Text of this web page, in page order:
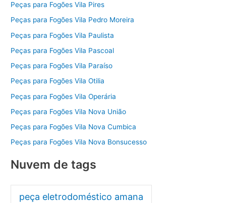
Peças para Fogões Vila Pires
Peças para Fogões Vila Pedro Moreira
Peças para Fogões Vila Paulista
Peças para Fogões Vila Pascoal
Peças para Fogões Vila Paraíso
Peças para Fogões Vila Otilia
Peças para Fogões Vila Operária
Peças para Fogões Vila Nova União
Peças para Fogões Vila Nova Cumbica
Peças para Fogões Vila Nova Bonsucesso
Nuvem de tags
peça eletrodoméstico amana